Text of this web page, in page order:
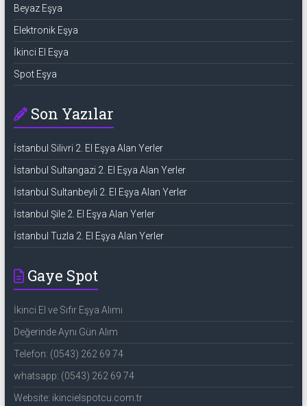
Beyaz Eşya
Elektronik Eşya
İkinci El Eşya
Spot Eşya
Son Yazılar
İstanbul Silivri 2. El Eşya Alan Yerler
İstanbul Sultangazi 2. El Eşya Alan Yerler
İstanbul Sultanbeyli 2. El Eşya Alan Yerler
İstanbul Şile 2. El Eşya Alan Yerler
İstanbul Tuzla 2. El Eşya Alan Yerler
Gaye Spot
İkinci El ve Sıfır Eşya Alımı
Değerinde Aynı Gün Alım
Telefon: (0543) 262 69 74
whatsapp: (0543) 262 69 74
Website: ikincielspotcu.com.tr